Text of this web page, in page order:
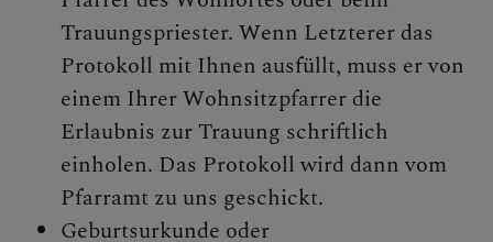
Trauungspriester. Wenn Letzterer das
Protokoll mit Ihnen ausfüllt, muss er von
einem Ihrer Wohnsitzpfarrer die
Erlaubnis zur Trauung schriftlich
einholen. Das Protokoll wird dann vom
Pfarramt zu uns geschickt.
Geburtsurkunde oder